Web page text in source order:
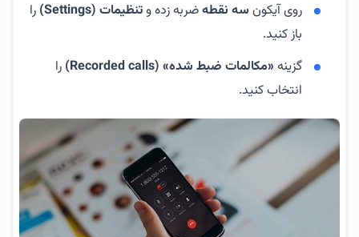
روی آیکون سه نقطهضربه زده وتنظیمات (Settings)
را
باز کنید.
گزینه «مکالمات ضبط شده» (Recorded calls)
را
انتخاب کنید.